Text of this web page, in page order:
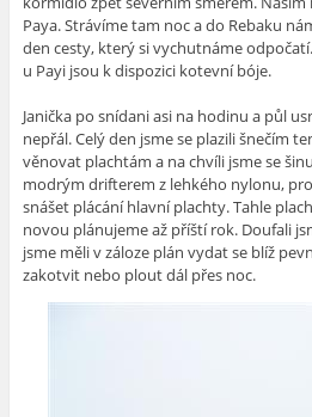
Paya. Strávíme tam noc a do Rebaku
den cesty, který si vychutnáme
u Payi jsou k dispozici kotevní bóje.
Janička po snídani asi na hodinu a půl
nepřál. Celý den jsme se plazili šnečím
věnovat plachtám a na chvíli jsme se
modrým drifterem z lehkého nylonu,
snášet plácání hlavní plachty. Tahle
novou plánujeme až příští rok. Doufali
jsme měli v záloze plán vydat se blíž
zakotvit nebo plout dál přes noc.